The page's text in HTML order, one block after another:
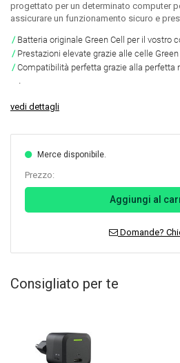
progettato per un determinato computer
assicurare un funzionamento sicuro e
Batteria originale Green Cell per il vostro
Prestazioni elevate grazie alle celle Green
Compatibilità perfetta grazie alla perfetta
.
vedi dettagli
Merce disponibile.
Prezzo:
Aggiungi al
Domande?
Consigliato per te